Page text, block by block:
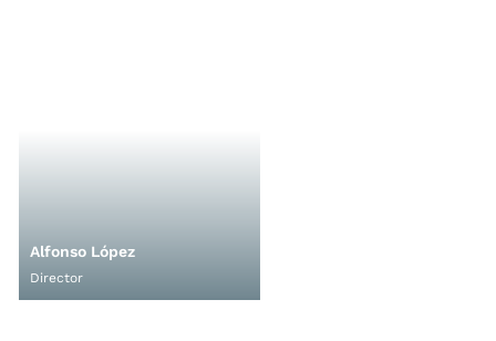
Alfonso López
Director